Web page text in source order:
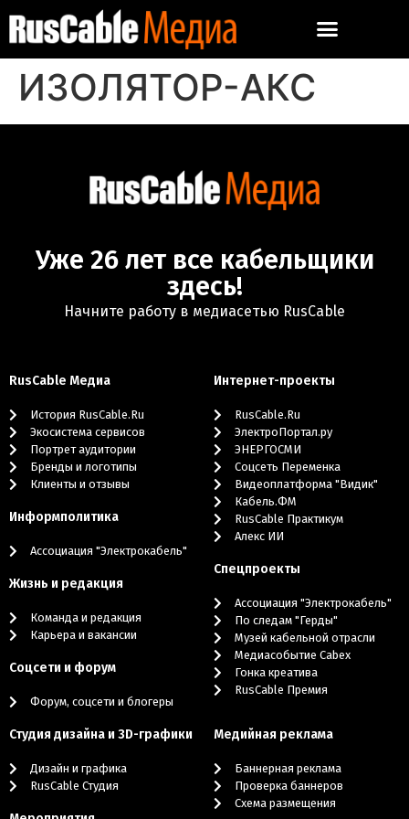
ИЗОЛЯТОР-АКС
Уже 26 лет все кабельщики
здесь!
Начните работу в медиасетью RusCable
RusCable Медиа
История RusCable.Ru
Экосистема сервисов
Портрет аудитории
Бренды и логотипы
Клиенты и отзывы
Информполитика
Ассоциация "Электрокабель"
Жизнь и редакция
Команда и редакция
Карьера и вакансии
Соцсети и форум
Форум, соцсети и блогеры
Интернет-проекты
RusCable.Ru
ЭлектроПортал.ру
ЭНЕРГОСМИ
Cоцсеть Переменка
Видеоплатформа "Видик"
Кабель.ФМ
RusCable Практикум
Алекс ИИ
Cпецпроекты
Ассоциация "Электрокабель"
По следам "Герды"
Музей кабельной отрасли
Медиасобытие Cabex
Гонка креатива
RusCable Премия
Студия дизайна и 3D-графики
Дизайн и графика
RusCable Студия
Медийная реклама
Баннерная реклама
Проверка баннеров
Схема размещения